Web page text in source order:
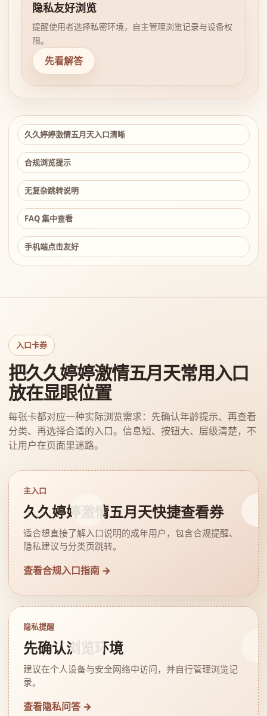
隐私友好浏览
提醒使用者选择私密环境，自主管理浏览记录与设备权
限。
先看解答
久久婷婷激情五月天入口清晰
合规浏览提示
无复杂跳转说明
FAQ 集中查看
手机端点击友好
入口卡券
把久久婷婷激情五月天常用入口
放在显眼位置
每张卡都对应一种实际浏览需求：先确认年龄提示、再查看
分类、再选择合适的入口。信息短、按钮大、层级清楚，不
让用户在页面里迷路。
主入口
久久婷婷激情五月天快捷查看券
适合想直接了解入口说明的成年用户，包含合规提醒、
隐私建议与分类页跳转。
查看合规入口指南 →
隐私提醒
先确认浏览环境
建议在个人设备与安全网络中访问，并自行管理浏览记
录。
查看隐私问答 →